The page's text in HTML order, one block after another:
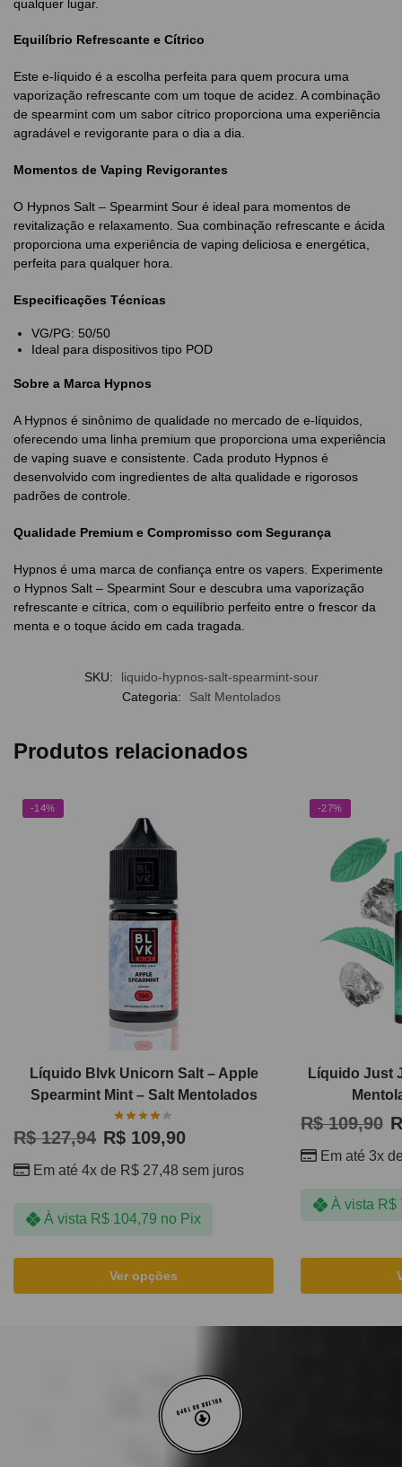
qualquer lugar.
Equilíbrio Refrescante e Cítrico
Este e-líquido é a escolha perfeita para quem procura uma
vaporização refrescante com um toque de acidez. A combinação
de spearmint com um sabor cítrico proporciona uma experiência
agradável e revigorante para o dia a dia.
Momentos de Vaping Revigorantes
O Hypnos Salt – Spearmint Sour é ideal para momentos de
revitalização e relaxamento. Sua combinação refrescante e ácida
proporciona uma experiência de vaping deliciosa e energética,
perfeita para qualquer hora.
Especificações Técnicas
VG/PG: 50/50
Ideal para dispositivos tipo POD
Sobre a Marca Hypnos
A Hypnos é sinônimo de qualidade no mercado de e-líquidos,
oferecendo uma linha premium que proporciona uma experiência
de vaping suave e consistente. Cada produto Hypnos é
desenvolvido com ingredientes de alta qualidade e rigorosos
padrões de controle.
Qualidade Premium e Compromisso com Segurança
Hypnos é uma marca de confiança entre os vapers. Experimente
o Hypnos Salt – Spearmint Sour e descubra uma vaporização
refrescante e cítrica, com o equilíbrio perfeito entre o frescor da
menta e o toque ácido em cada tragada.
SKU:
liquido-hypnos-salt-spearmint-sour
Categoria:
Salt Mentolados
Produtos relacionados
-14%
Líquido Blvk Unicorn Salt – Apple
Spearmint Mint – Salt Mentolados
R$127,94 R$ 109,90
Em até 4x de R$ 27,48 sem juros
À vista R$104,79 no Pix
Ver opções
-27%
Líquido Just
R$109,90
Em até 3x
À vista R$
VOLTAR AO TOPO